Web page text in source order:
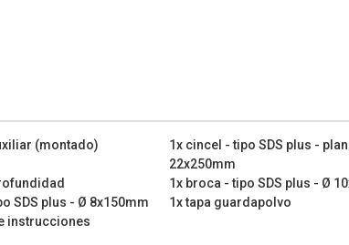
impacto: 4800 strks/min
0 Nm
de rotación: 1050 min-1
de perforación madera: 25 mm
de perforación piedra: 20 mm
(montado)
1x cincel - tipo SDS plus -
22x250mm
1x broca - tipo SDS plus - Ø
SDS plus - Ø 8x150mm
1x tapa guardapolvo
instrucciones